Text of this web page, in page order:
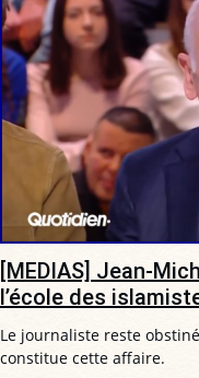
[MEDIAS] Jean-
l’école des
Le journaliste reste
constitue cette affaire.